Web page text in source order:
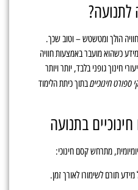
לתנועה?
הולך ומטשטש – וטוב שכך.
כשהוא מועבר באמצעות חוויה
חינוך גופני בלבד, יותר ויותר
ספורט חינוכייםבתוך כיתת הלימוד
בתנועה
מתרחש קסם חינוכי:
מידע תורם לשימורו לאורך זמן.